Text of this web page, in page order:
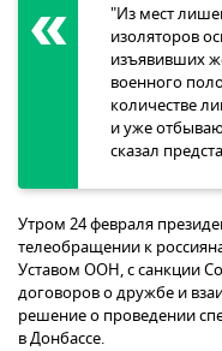
"Из мест
изоляторов
изъявивших
военного
количестве
и уже
сказал
Утром 24 февраля
телеобращении к
Уставом ООН, с санкции
договоров о дружбе и
решение о проведении
в Донбассе.